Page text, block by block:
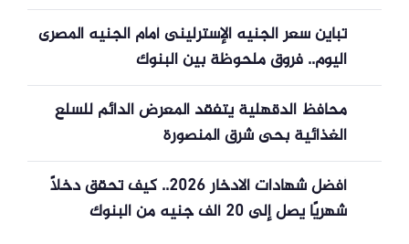
تباين سعر الجنيه الإسترلينى أمام الجنيه المصرى
اليوم.. فروق ملحوظة بين البنوك
محافظ الدقهلية يتفقد المعرض الدائم للسلع
الغذائية بحى شرق المنصورة
أفضل شهادات الادخار 2026.. كيف تحقق دخلًا
شهريًا يصل إلى 20 ألف جنيه من البنوك